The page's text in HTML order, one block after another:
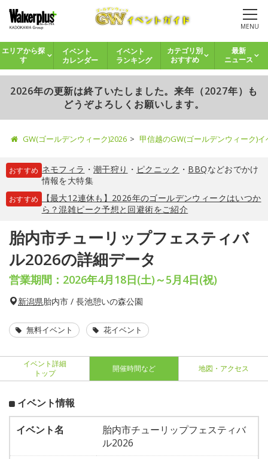
MENU
エリアから探
す
イベント
カレンダー
イベント
ランキング
カテゴリ別
おすすめ
最新
ニュース
2026年の更新は終了いたしました。来年（2027年）も
どうぞよろしくお願いします。
GW(ゴールデンウィーク)2026 甲信越のGW(ゴールデンウィーク)
おすすめ ネモフィラ ・ 潮干狩り ・ ピクニック ・ BBQなどおでかけ
情報を大特集
おすすめ
【最大12連休も】2026年のゴールデンウィークはいつか
ら？混雑ピーク予想と回避術をご紹介
胎内市チューリップフェスティバ
ル2026の詳細データ
営業期間：2026年4月18日(土)～5月4日(祝)
新潟県胎内市 / 長池憩いの森公園
無料イベント 花イベント
イベント詳細
トップ
開催時間など 地図・アクセス
イベント情報
イベント名
胎内市チューリップフェスティバ
ル2026